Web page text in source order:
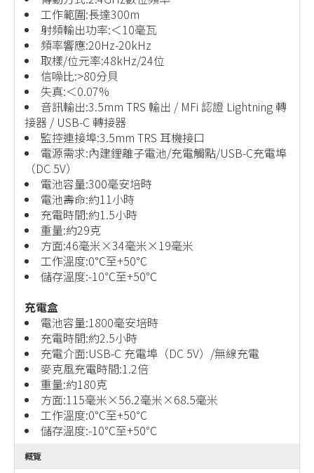
工作範圍:長達300m
射頻輸出功率:＜10毫瓦
頻率響應:20Hz-20kHz
取樣/位元率:48kHz/24位
信噪比:>80分貝
失真:＜0.07%
音訊輸出:3.5mm TRS 輸出 / MFi 認證 Lightning 轉
接器 / USB-C 轉接器
監控連接埠:3.5mm TRS 耳機接口
電源需求:內建鋰離子電池/充電觸點/USB-C充電埠
（DC 5V）
電池容量:300毫安培時
電池壽命:約11小時
充電時間:約1.5小時
重量:約29克
方面:46毫米×34毫米×19毫米
工作溫度:0℃至+50℃
儲存溫度:-10℃至+50℃
充電盒
電池容量:1800毫安培時
充電時間:約2.5小時
充電介面:USB-C 充電埠（DC 5V）/無線充電
麥克風充電時間:1.2倍
重量:約180克
方面:115毫米×56.2毫米×68.5毫米
工作溫度:0℃至+50℃
儲存溫度:-10℃至+50℃
概覽